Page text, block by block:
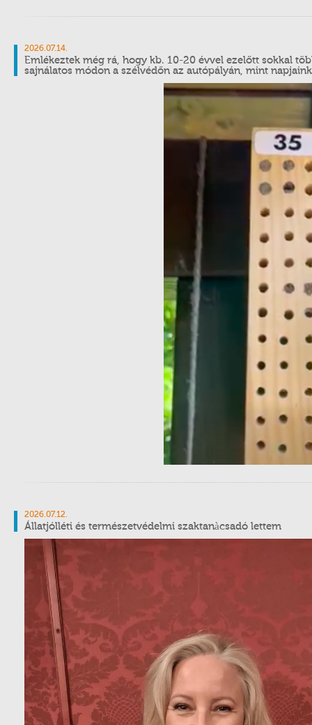
2026.07.14.
Emlékeztek még rá, hogy kb. 10-20 évvel ezelőtt sokkal
sajnálatos módon a szélvédőn az autópályán, mint
2026.07.12.
Állatjólléti és természetvédelmi szaktanàcsadó lettem